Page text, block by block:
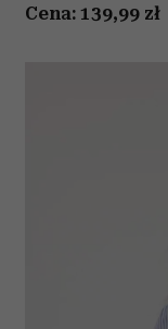
Cena: 139,99 zł